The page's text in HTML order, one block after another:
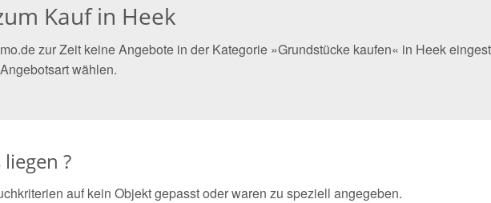
Kauf in Heek
zur Zeit keine Angebote in der Kategorie »Grundstücke kaufen« in Heek
wählen.
?
auf kein Objekt gepasst oder waren zu speziell angegeben.